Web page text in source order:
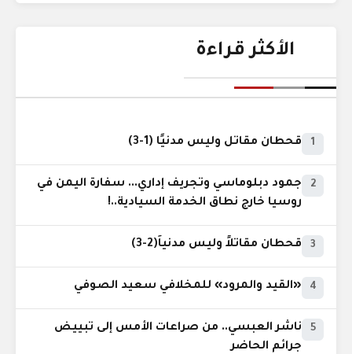
الأكثر قراءة
1 قحطان مقاتل وليس مدنيًا (1-3)
2
جمود دبلوماسي وتجريف إداري... سفارة اليمن في
روسيا خارج نطاق الخدمة السيادية..!
3 قحطان مقاتلاً وليس مدنياً(2-3)
4 «القيد والمرود» للمخلافي سعيد الصوفي
5
ناشر العبسي.. من صراعات الأمس إلى تبييض
جرائم الحاضر